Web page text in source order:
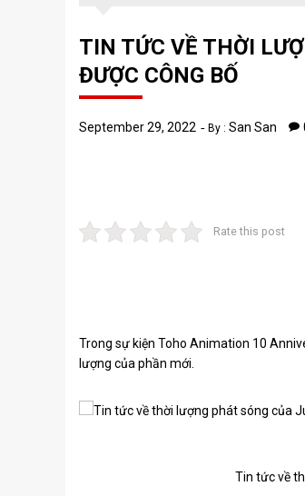
TIN TỨC VỀ THỜI
ĐƯỢC CÔNG BỐ
September 29, 2022 By : San San
Rate this post
Trong sự kiện Toho Animation 10
lượng của phần mới.
Tin tức về